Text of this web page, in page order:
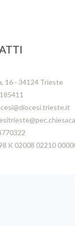
16 - 34124 Trieste
K 02008 02210